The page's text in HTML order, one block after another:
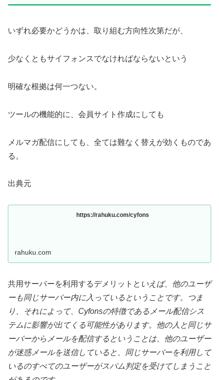
いずれ必要かどうかは、取り組む方向性次第だが、
少なくともサイフォンスでなければならないという
明確な根拠は何一つない。
ツールの機能的に、会員サイト作成にしても
メルマガ配信にしても、全ては難なく替えが効くものであ
る。
出典元
https://rahuku.com/cyfons
rahuku.com
共用サーバーを利用するデメリットと いえば、他のユーザ
ーも同じサーバー内に入っているということです。つま
り、それによって、Cyfonsの特徴であるメール配信シス
テムに影響が出てくる可能性があります。他の人と同じサ
ーバーからメールを配信するということは、他のユーザー
が迷惑メールを送信していると、同じサーバーを利用して
いるのすべてのユーザーがスパム判定を受けてしまうこと